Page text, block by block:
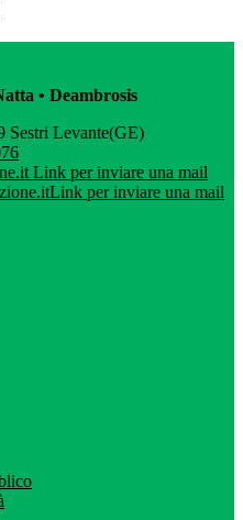
• Deambrosis
Sestri Levante(GE)
Link per inviare una mail
Link per inviare una mail